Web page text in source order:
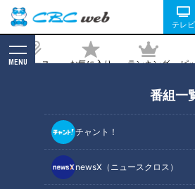
テレビ
ニュース お気に入り ランキング ピ
MENU
番組一
チャント！
newsX（ニュースクロス）
も！？…名医に学ぶ！唾液
2026/01/18 07:10